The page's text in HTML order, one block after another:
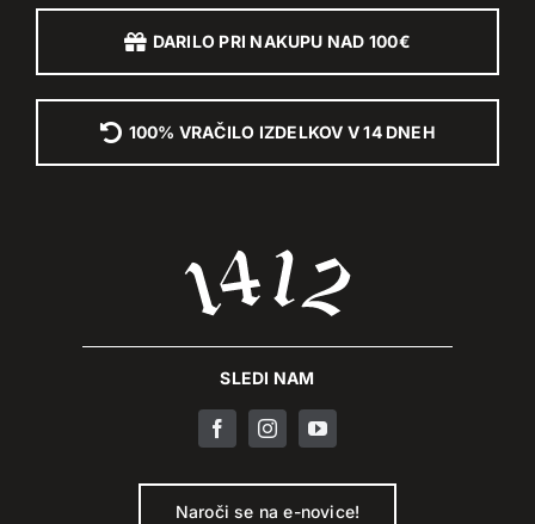
DARILO PRI NAKUPU NAD 100€
100% VRAČILO IZDELKOV V 14 DNEH
SLEDI NAM
Naroči se na e-novice!